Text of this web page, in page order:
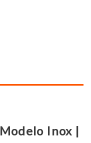
Inox |